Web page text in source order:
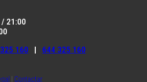
/ 21:00
160 | 644 325 160
| Contactar